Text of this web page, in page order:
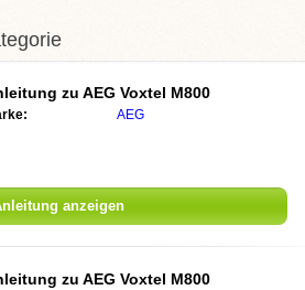
zu AEG Voxtel M800
AEG
anzeigen
zu AEG Voxtel M800